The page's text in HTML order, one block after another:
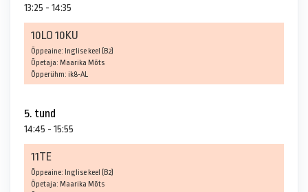
13:25 - 14:35
10LO 10KU
Õppeaine: Inglise keel (B2)
Õpetaja: Maarika Mõts
Õpperühm: ik8-AL
5. tund
14:45 - 15:55
11TE
Õppeaine: Inglise keel (B2)
Õpetaja: Maarika Mõts